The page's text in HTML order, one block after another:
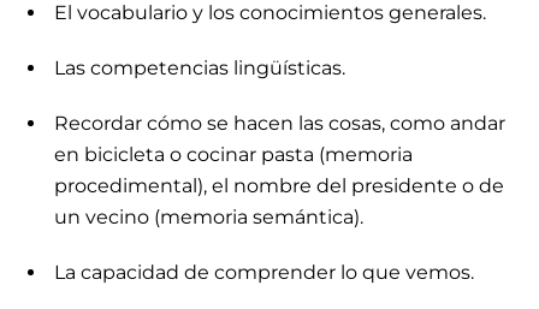
El vocabulario y los conocimientos generales.
Las competencias lingüísticas.
Recordar cómo se hacen las cosas, como andar
en bicicleta o cocinar pasta (memoria
procedimental), el nombre del presidente o de
un vecino (memoria semántica).
La capacidad de comprender lo que vemos.